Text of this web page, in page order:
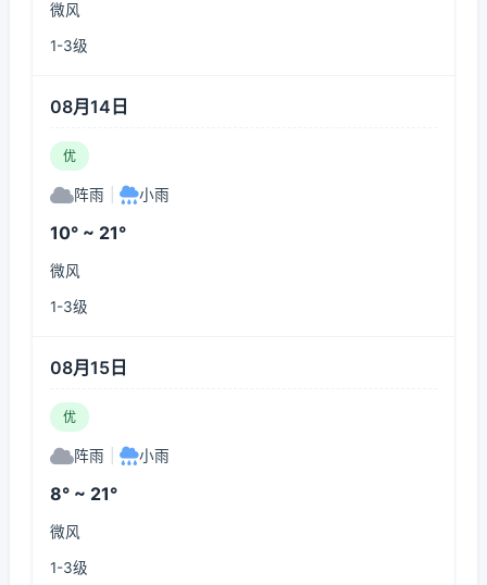
微风
1-3级
08月14日
优
阵雨 小雨
10° ~ 21°
微风
1-3级
08月15日
优
阵雨 小雨
8° ~ 21°
微风
1-3级